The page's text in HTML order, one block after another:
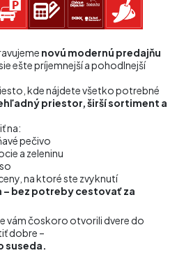
novú modernú predajňu
ešte príjemnejší a pohodlnejší
kde nájdete všetko potrebné
priestor, širší sortiment a
na:
pečivo
a zeleninu
na ktoré ste zvyknutí
– bez potreby cestovať za
vám čoskoro otvorili dvere do
dobre –
suseda.